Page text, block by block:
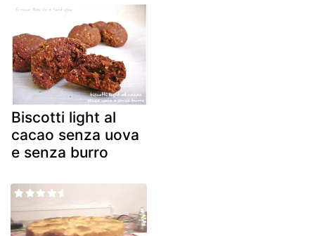
Biscotti light al
cacao senza uova
e senza burro